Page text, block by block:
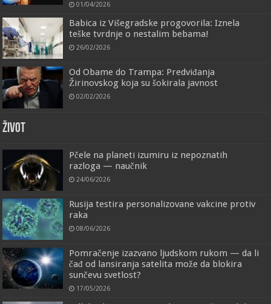
01/04/2026
Babica iz Višegradske progovorila: Iznela
teške tvrdnje o nestalim bebama!
26/02/2026
Od Obame do Trampa: Predviđanja
Žirinovskog koja su šokirala javnost
02/02/2026
ŽIVOT
Pčele na planeti izumiru iz nepoznatih
razloga — naučnik
24/06/2026
Rusija testira personalizovane vakcine protiv
raka
08/06/2026
Pomračenje izazvano ljudskom rukom — da li
čađ od lansiranja satelita može da blokira
sunčevu svetlost?
17/05/2026